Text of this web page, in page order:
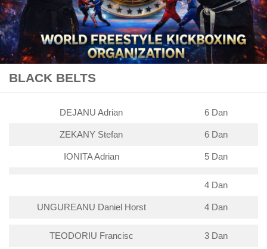
BLACK BELTS
DEJANU Adrian 6 Dan
ZEKANY Stefan 6 Dan
IONITA Adrian 5 Dan
4 Dan
UNGUREANU Daniel Horst 4 Dan
TEODORIU Francisc 3 Dan